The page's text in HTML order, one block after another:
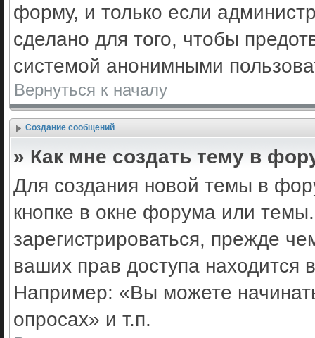
форму, и только если
сделано для того, чтобы
системой анонимными
Вернуться к началу
Создание сообщений
» Как мне создать тему в
Для создания новой темы в
кнопке в окне форума или
зарегистрироваться, прежде
ваших прав доступа
Например: «Вы можете
опросах» и т.п.